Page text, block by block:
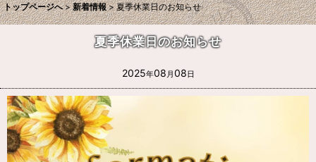
トップページへ > 新着情報 > 夏季休業日のお知らせ
夏季休業日のお知らせ
2025年08 月08日